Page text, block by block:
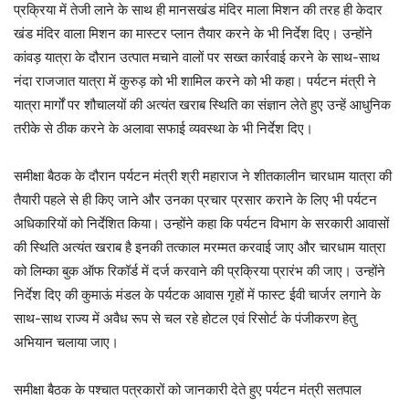
प्रक्रिया में तेजी लाने के साथ ही मानसखंड मंदिर माला मिशन की तरह ही केदार
खंड मंदिर वाला मिशन का मास्टर प्लान तैयार करने के भी निर्देश दिए। उन्होंने
कांवड़ यात्रा के दौरान उत्पात मचाने वालों पर सख्त कार्रवाई करने के साथ-साथ
नंदा राजजात यात्रा में कुरुड़ को भी शामिल करने को भी कहा। पर्यटन मंत्री ने
यात्रा मार्गों पर शौचालयों की अत्यंत खराब स्थिति का संज्ञान लेते हुए उन्हें आधुनिक
तरीके से ठीक करने के अलावा सफाई व्यवस्था के भी निर्देश दिए।
समीक्षा बैठक के दौरान पर्यटन मंत्री श्री महाराज ने शीतकालीन चारधाम यात्रा की
तैयारी पहले से ही किए जाने और उनका प्रचार प्रसार कराने के लिए भी पर्यटन
अधिकारियों को निर्देशित किया। उन्होंने कहा कि पर्यटन विभाग के सरकारी आवासों
की स्थिति अत्यंत खराब है इनकी तत्काल मरम्मत करवाई जाए और चारधाम यात्रा
को लिम्का बुक ऑफ रिकॉर्ड में दर्ज करवाने की प्रक्रिया प्रारंभ की जाए। उन्होंने
निर्देश दिए की कुमाऊं मंडल के पर्यटक आवास गृहों में फास्ट ईवी चार्जर लगाने के
साथ-साथ राज्य में अवैध रूप से चल रहे होटल एवं रिसोर्ट के पंजीकरण हेतु
अभियान चलाया जाए।
समीक्षा बैठक के पश्चात पत्रकारों को जानकारी देते हुए पर्यटन मंत्री सतपाल